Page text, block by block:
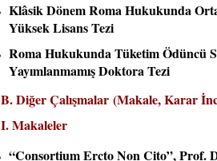
Klâsik Dönem Roma Hukukunda
Yüksek Lisans Tezi
Roma Hukukunda Tüketim Ödüncü
Yayımlanmamış Doktora Tezi
B. Diğer Çalışmalar (Makale, Karar
I. Makaleler
“Consortium Ercto Non Cito”, Prof.